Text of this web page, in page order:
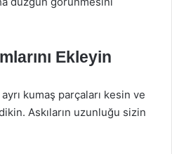
Ekleyin
ayrı kumaş parçaları kesin ve
Askıların uzunluğu sizin